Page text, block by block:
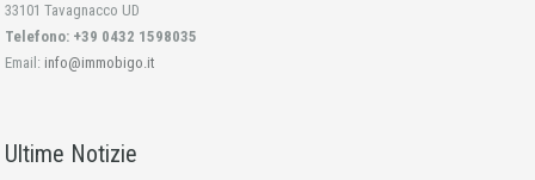
33101 Tavagnacco UD
Telefono: +39 0432 1598035
Email: info@immobigo.it
Ultime Notizie